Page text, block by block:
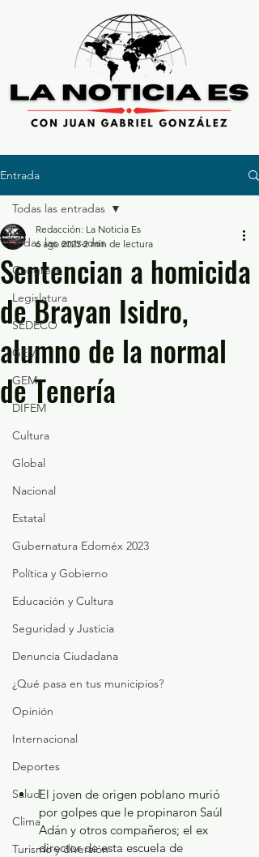
Entrada
Todas las entradas
Congreso
Legislatura
SEDECO
GEM
GEM
DIFEM
Cultura
Global
Nacional
Estatal
Gubernatura Edoméx 2023
Política y Gobierno
Educación y Cultura
Seguridad y Justicia
Denuncia Ciudadana
¿Qué pasa en tus municipios?
Opinión
Internacional
Deportes
Salud
Clima
Turismo y diversión
Todas las entradas
Sentencian a homicida
de Brayan Isidro,
alumno de la normal
de Tenería
Redacción: La Noticia Es
6 ago 2025 2 min de lectura
El joven de origen poblano murió
por golpes que le propinaron Saúl
Adán y otros compañeros; el ex
director de esta escuela de